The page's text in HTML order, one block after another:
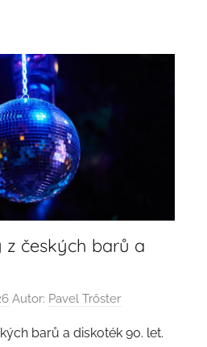
českých barů a
Autor: Pavel Trőster
barů a diskoték 90. let.